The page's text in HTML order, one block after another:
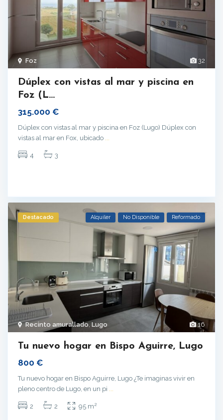
32
Foz
Dúplex con vistas al mar y piscina en
Foz (L...
315.000 €
Dúplex con vistas al mar y piscina en Foz (Lugo) Dúplex con
vistas al mar en Fox, ubicado
4 3
16
Recinto amurallado Lugo
Destacado Alquiler No Disponible Reformado
Tu nuevo hogar en Bispo Aguirre, Lugo
800 €
Tu nuevo hogar en Bispo Aguirre, Lugo ¿Te imaginas vivir en
pleno centro de Lugo, en un pi
2 2 95 m2